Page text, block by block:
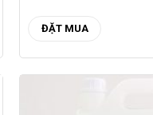
ĐẶT MUA